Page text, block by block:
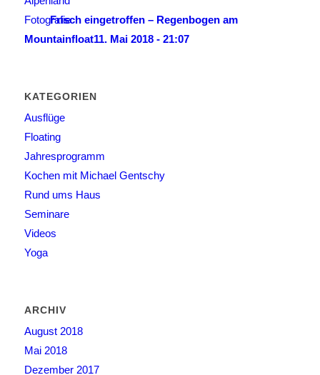
Frisch eingetroffen – Regenbogen am
Mountainfloat11. Mai 2018 - 21:07
KATEGORIEN
Ausflüge
Floating
Jahresprogramm
Kochen mit Michael Gentschy
Rund ums Haus
Seminare
Videos
Yoga
ARCHIV
August 2018
Mai 2018
Dezember 2017